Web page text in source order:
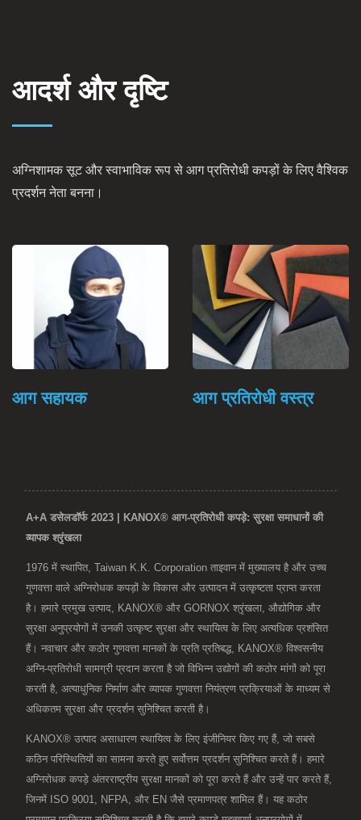
आदर्श और दृष्टि
अग्निशामक सूट और स्वाभाविक रूप से आग प्रतिरोधी कपड़ों के लिए वैश्विक
प्रदर्शन नेता बनना।
आग सहायक आग प्रतिरोधी वस्त्र
A+A डसेलडॉर्फ 2023 | KANOX® आग-प्रतिरोधी कपड़े: सुरक्षा समाधानों की
व्यापक श्रृंखला
1976 में स्थापित, Taiwan K.K. Corporation ताइवान में मुख्यालय है और उच्च
गुणवत्ता वाले अग्निरोधक कपड़ों के विकास और उत्पादन में उत्कृष्टता प्राप्त करता
है। हमारे प्रमुख उत्पाद, KANOX® और GORNOX श्रृंखला, औद्योगिक और
सुरक्षा अनुप्रयोगों में उनकी उत्कृष्ट सुरक्षा और स्थायित्व के लिए अत्यधिक प्रशंसित
हैं। नवाचार और कठोर गुणवत्ता मानकों के प्रति प्रतिबद्ध, KANOX® विश्वसनीय
अग्नि-प्रतिरोधी सामग्री प्रदान करता है जो विभिन्न उद्योगों की कठोर मांगों को पूरा
करती है, अत्याधुनिक निर्माण और व्यापक गुणवत्ता नियंत्रण प्रक्रियाओं के माध्यम से
अधिकतम सुरक्षा और प्रदर्शन सुनिश्चित करती है।
KANOX® उत्पाद असाधारण स्थायित्व के लिए इंजीनियर किए गए हैं, जो सबसे
कठिन परिस्थितियों का सामना करते हुए सर्वोत्तम प्रदर्शन सुनिश्चित करते हैं। हमारे
अग्निरोधक कपड़े अंतरराष्ट्रीय सुरक्षा मानकों को पूरा करते हैं और उन्हें पार करते हैं,
जिनमें ISO 9001, NFPA, और EN जैसे प्रमाणपत्र शामिल हैं। यह कठोर